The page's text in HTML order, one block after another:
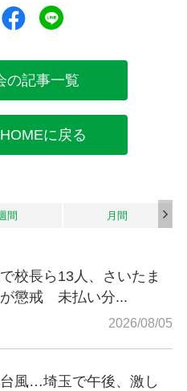
イートシェア
の記事一覧
に戻る
間 月間
校長ら13人、さいたま
懲戒 未払い分...
2026/08/05
風…埼玉で午後、激し